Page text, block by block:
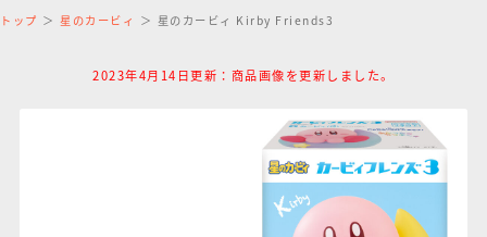
プリキュアシリーズ ドラゴンボール
チョコサプ ポケモンキッズ
トップ 星のカービィ 星のカービィ Kirby Friends3
2023年4月14日更新：商品画像を更新しました。